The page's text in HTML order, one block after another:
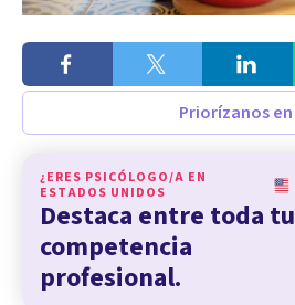
Priorízanos en
¿ERES PSICÓLOGO/A EN
ESTADOS UNIDOS
Destaca entre toda tu
competencia
profesional.